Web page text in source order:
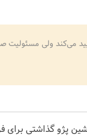
می‌کند ولی
پژو گذاشتی